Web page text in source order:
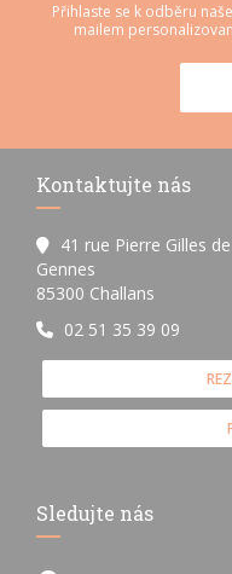
Přihlaste se k odběru
mailem
Kontaktujte nás
41 rue Pierre Gilles
Gennes
85300 Challans
02 51 35 39 09
Sledujte nás